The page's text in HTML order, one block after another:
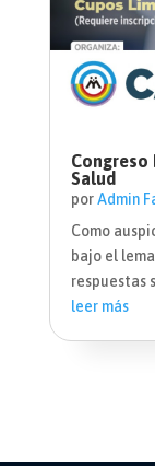
Salud
porAdmin
Como
bajo el
respuestas
leer más